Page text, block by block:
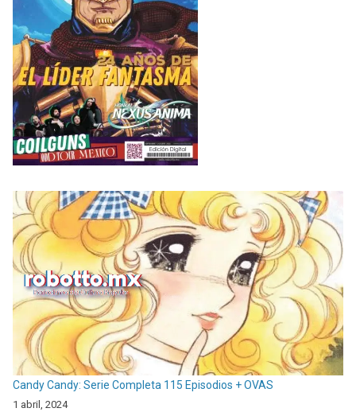
Candy Candy: Serie Completa 115 Episodios + OVAS
1 abril, 2024